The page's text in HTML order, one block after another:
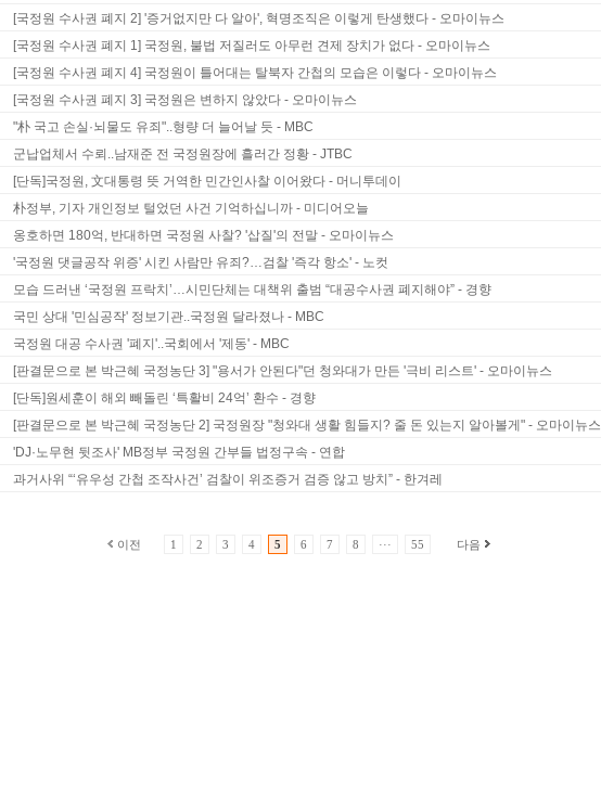
[국정원 수사권 폐지 2] '증거없지만 다 알아', 혁명조직은 이렇게 탄생했다 - 오마이뉴스
[국정원 수사권 폐지 1] 국정원, 불법 저질러도 아무런 견제 장치가 없다 - 오마이뉴스
[국정원 수사권 폐지 4] 국정원이 틀어대는 탈북자 간첩의 모습은 이렇다 - 오마이뉴스
[국정원 수사권 폐지 3] 국정원은 변하지 않았다 - 오마이뉴스
"朴 국고 손실·뇌물도 유죄"..형량 더 늘어날 듯 - MBC
군납업체서 수뢰..남재준 전 국정원장에 흘러간 정황 - JTBC
[단독]국정원, 文대통령 뜻 거역한 민간인사찰 이어왔다 - 머니투데이
朴정부, 기자 개인정보 털었던 사건 기억하십니까 - 미디어오늘
옹호하면 180억, 반대하면 국정원 사찰? '삽질'의 전말 - 오마이뉴스
'국정원 댓글공작 위증' 시킨 사람만 유죄?…검찰 '즉각 항소' - 노컷
모습 드러낸 ‘국정원 프락치’…시민단체는 대책위 출범 “대공수사권 폐지해야” - 경향
국민 상대 '민심공작' 정보기관..국정원 달라졌나 - MBC
국정원 대공 수사권 '폐지'..국회에서 '제동' - MBC
[판결문으로 본 박근혜 국정농단 3] "용서가 안된다"던 청와대가 만든 '극비 리스트' - 오마이뉴스
[단독]원세훈이 해외 빼돌린 ‘특활비 24억’ 환수 - 경향
[판결문으로 본 박근혜 국정농단 2] 국정원장 "청와대 생활 힘들지? 줄 돈 있는지 알아볼게" - 오마이뉴스
'DJ·노무현 뒷조사' MB정부 국정원 간부들 법정구속 - 연합
과거사위 “‘유우성 간첩 조작사건’ 검찰이 위조증거 검증 않고 방치” - 한겨레
이전 1 2 3 4 5 6 7 8 ··· 55 다음